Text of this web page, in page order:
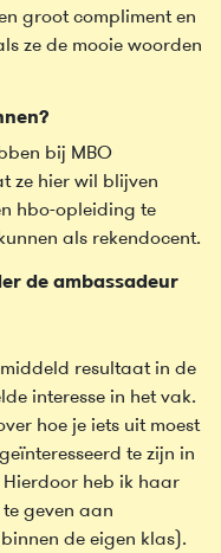
groot compliment en
ze de mooie woorden
bij MBO
ze hier wil blijven
hbo-opleiding te
als rekendocent.
de ambassadeur
resultaat in de
interesse in het vak.
hoe je iets uit moest
te zijn in
heb ik haar
geven aan
de eigen klas).